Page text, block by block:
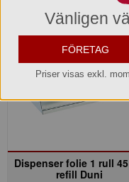
Dispenser folie 1 rull
refill Duni
Vänligen
FÖRETAG
Priser visas exkl.